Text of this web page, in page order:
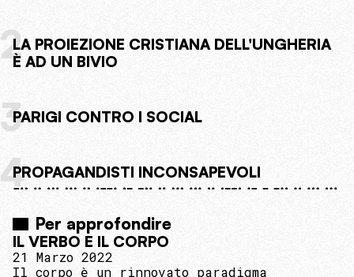
2LA PROIEZIONE CRISTIANA DELL'UNGHERIA
È AD UN BIVIO
3PARIGI CONTRO I SOCIAL
4PROPAGANDISTI INCONSAPEVOLI
Per approfondire
IL VERBO E IL CORPO
21 Marzo 2022
Il corpo è un rinnovato paradigma